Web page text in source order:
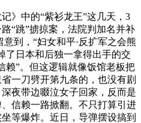
中的“紫衫龙王”这几天，3
“跳”掳掠案，法院判加名并补
到，“妇女和平·反扩军之会熊
了日本和后独一拿得出手的交
”。但这逻辑就像饭馆老板把
一刀劈开第九条的，也没有剧
夜带边啜泣女子回家，反而是
信赖一路掀翻。不只打算引进
等爆炸。近日，导弹摆设搞到